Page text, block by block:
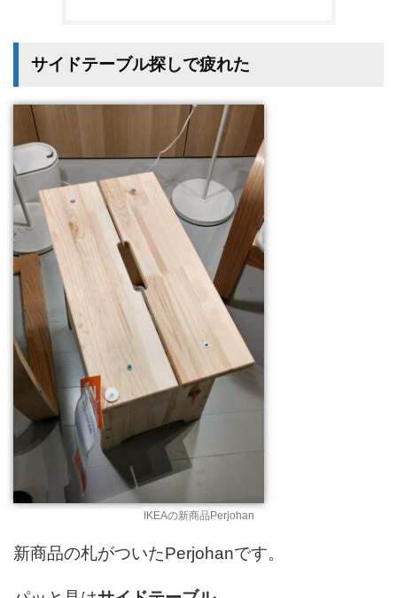
サイドテーブル探しで疲れた
IKEAの新商品Perjohan
新商品の札がついたPerjohanです。